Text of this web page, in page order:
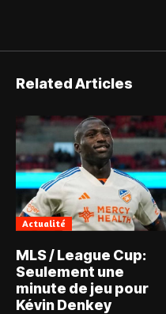
Related Articles
Actualité
MLS / League Cup:
Seulement une
minute de jeu pour
Kévin Denkey